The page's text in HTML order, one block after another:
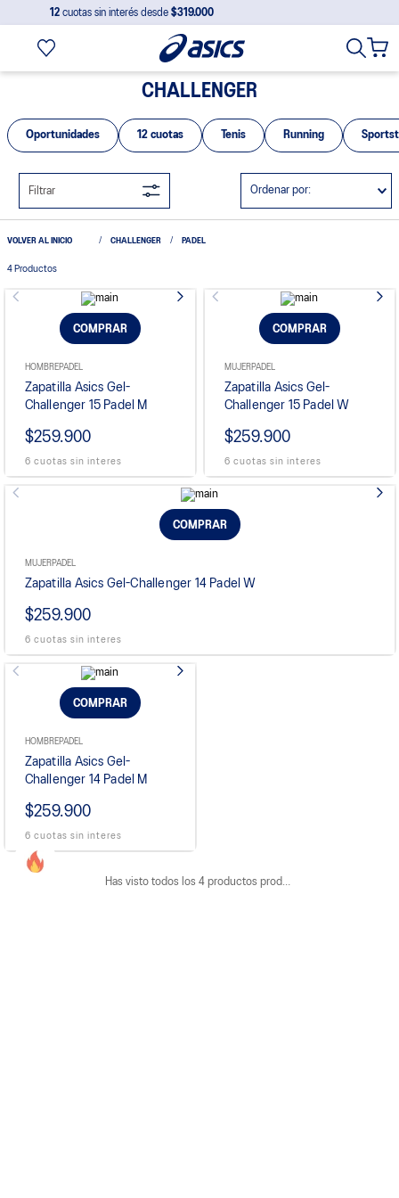
12 cuotas sin interés desde $319.000
CHALLENGER
Oportunidades 12 cuotas Tenis Running
Filtrar Ordenar por
CHALLENGER PADEL
4 Productos
COMPRAR
HOMBREPADEL
Zapatilla Asics Gel-
Challenger 15 Padel M
$259.900
6 cuotas sin interes
COMPRAR
MUJERPADEL
Zapatilla Asics Gel-
Challenger 15 Padel W
$259.900
6 cuotas sin interes
COMPRAR
MUJERPADEL
Zapatilla Asics Gel-Challenger 14 Padel W
$259.900
6 cuotas sin interes
COMPRAR
HOMBREPADEL
Zapatilla Asics Gel-
Challenger 14 Padel M
$259.900
6 cuotas sin interes
Has visto todos los 4 productos